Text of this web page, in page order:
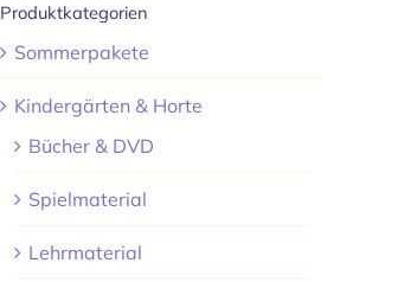
Produktkategorien
Sommerpakete
Kindergärten & Horte
Bücher & DVD
Spielmaterial
Lehrmaterial